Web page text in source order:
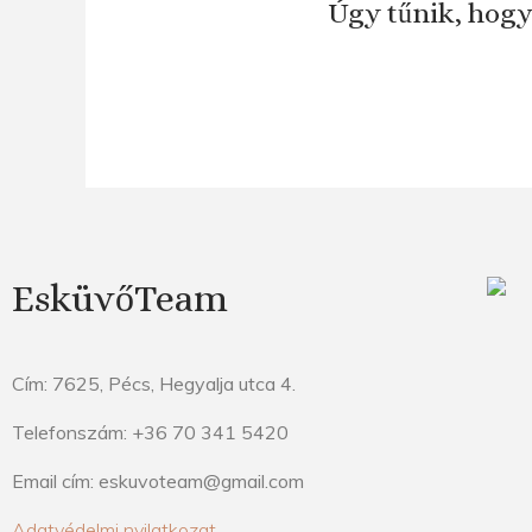
Úgy tűnik,
EsküvőTeam
Cím: 7625, Pécs, Hegyalja utca 4.
Telefonszám: +36 70 341 5420
Email cím: eskuvoteam@gmail.com